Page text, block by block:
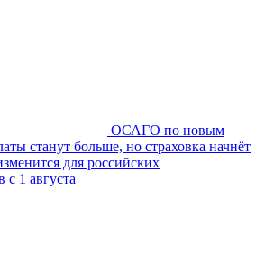
ОСАГО по новым
станут больше, но страховка начнёт
для российских
с 1 августа